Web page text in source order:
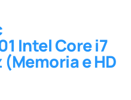
Intel Core i7
(Memoria e HD